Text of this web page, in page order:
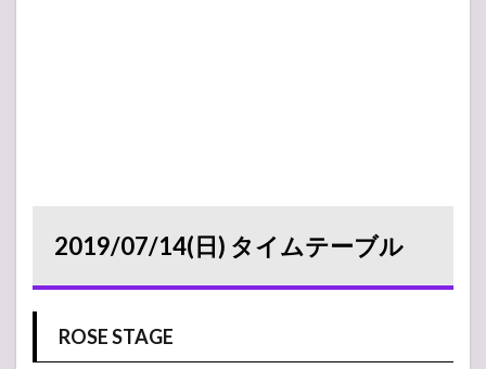
2019/07/14(日) タイムテーブル
ROSE STAGE